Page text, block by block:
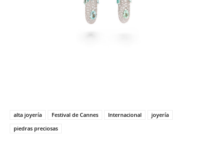
alta joyería Festival de Cannes Internacional
joyería
piedras preciosas